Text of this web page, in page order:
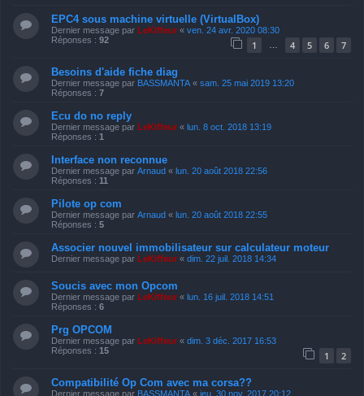
EPC4 sous machine virtuelle (VirtualBox)
Dernier message par LeKiffeur « ven. 24 avr. 2020 08:30
Réponses : 92 1 … 4 5 6 7
Besoins d'aide fiche diag
Dernier message par BASSMANTA « sam. 25 mai 2019 13:20
Réponses : 7
Ecu do no reply
Dernier message par LeKiffeur « lun. 8 oct. 2018 13:19
Réponses : 1
Interface non reconnue
Dernier message par Arnaud « lun. 20 août 2018 22:56
Réponses : 11
Pilote op com
Dernier message par Arnaud « lun. 20 août 2018 22:55
Réponses : 5
Associer nouvel immobilisateur sur calculateur moteur
Dernier message par LeKiffeur « dim. 22 juil. 2018 14:34
Soucis avec mon Opcom
Dernier message par LeKiffeur « lun. 16 juil. 2018 14:51
Réponses : 6
Prg OPCOM
Dernier message par LeKiffeur « dim. 3 déc. 2017 16:53
Réponses : 15 1 2
Compatibilité Op Com avec ma corsa??
Dernier message par BASSMANTA « jeu. 30 nov. 2017 20:12